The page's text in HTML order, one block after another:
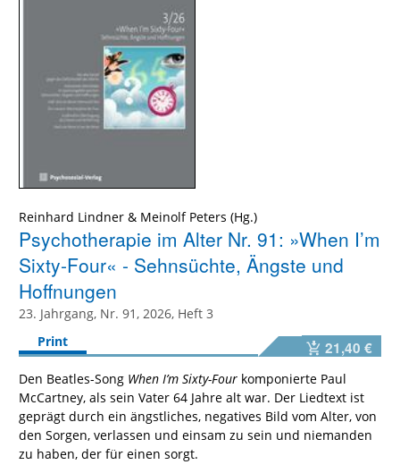
Reinhard Lindner & Meinolf Peters
Psychotherapie im Alter Nr. 91: »When I’m
Sixty-Four« - Sehnsüchte, Ängste und
Hoffnungen
23. Jahrgang, Nr. 91, 2026, Heft 3
Print
21,40 €
Den Beatles-Song When I’m Sixty-Four komponierte Paul
McCartney, als sein Vater 64 Jahre alt war. Der Liedtext ist
geprägt durch ein ängstliches, negatives Bild vom Alter, von
den Sorgen, verlassen und einsam zu sein und niemanden
zu haben, der für einen sorgt.